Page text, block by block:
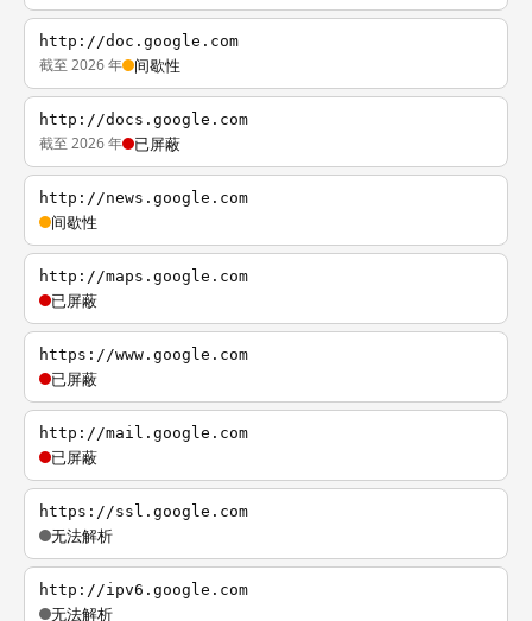
http://doc.google.com
截至 2026 年 间歇性
http://docs.google.com
截至 2026 年 已屏蔽
http://news.google.com
间歇性
http://maps.google.com
已屏蔽
https://www.google.com
已屏蔽
http://mail.google.com
已屏蔽
https://ssl.google.com
无法解析
http://ipv6.google.com
无法解析